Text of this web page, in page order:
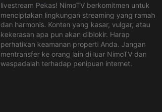
livestream Pekas! NimoTV berkomitmen untuk
menciptakan lingkungan streaming yang ramah
dan harmonis. Konten yang kasar, vulgar, atau
kekerasan apa pun akan diblokir. Harap
perhatikan keamanan properti Anda. Jangan
mentransfer ke orang lain di luar NimoTV dan
waspadalah terhadap penipuan internet.